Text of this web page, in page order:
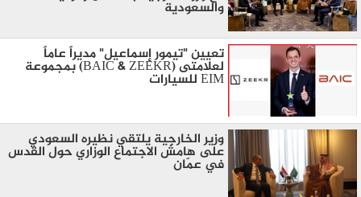
والسعودية
تعيين "تيمور إسماعيل" مديراً عاماً
لعلامتى (BAIC & ZEEKR) بمجموعة
EIM للسيارات
وزير الخارجية يلتقي نظيره السعودي
على هامش الاجتماع الوزاري حول القدس
في عمّان